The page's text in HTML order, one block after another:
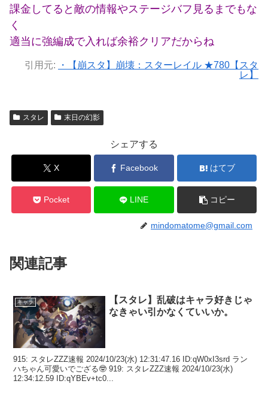
課金してると敵の情報やステージバフ見るまでもな
く
適当に強編成で入れば余裕クリアだからね
引用元:
・【崩スタ】崩壊：スターレイル ★780【スタ
レ】
スタレ 末日の幻影
シェアする
X Facebook はてブ
Pocket LINE コピー
mindomatome@gmail.com
関連記事
キャラ
【スタレ】乱破はキャラ好きじゃ
なきゃい引かなくていいか。
915: スタレZZZ速報 2024/10/23(水) 12:31:47.16 ID:qW0xI3srd ラン
ハちゃん可愛いでござる🤓 919: スタレZZZ速報 2024/10/23(水)
12:34:12.59 ID:qYBEv+tc0...